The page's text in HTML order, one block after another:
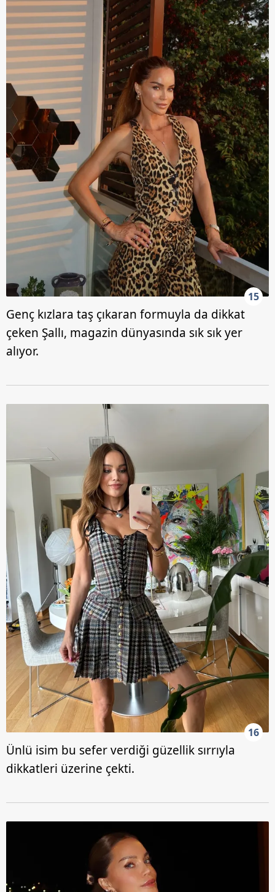
15
Genç kızlara taş çıkaran formuyla da dikkat
çeken Şallı, magazin dünyasında sık sık yer
alıyor.
16
Ünlü isim bu sefer verdiği güzellik sırrıyla
dikkatleri üzerine çekti.